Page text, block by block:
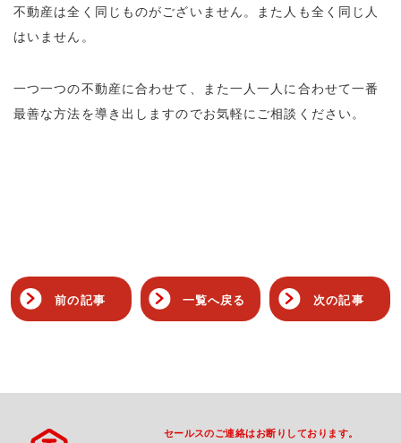
不動産は全く同じものがございません。また人も全く同じ人
はいません。
一つ一つの不動産に合わせて、また一人一人に合わせて一番
最善な方法を導き出しますのでお気軽にご相談ください。
前の記事 一覧へ戻る 次の記事
セールスのご連絡はお断りしております。